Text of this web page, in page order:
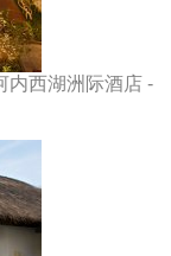
内西湖洲际酒店 -